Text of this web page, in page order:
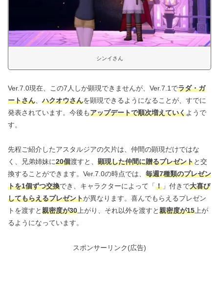
シンイさん
Ver.7.0現在、この7人しか顕現できませんが、Ver.7.1でラダ・ガ
ートさん
ハクオウさんを顕現できるようになることが、すでに
発表されています。今後もアップデートで順次増えていくようで
す。
先程ご紹介したアスタルジアの欠片は、仲間の顕現だけではな
く、兄弟姉妹に20個渡すと、 顕現した仲間に贈るプレゼントと交
換することができます。Ver.7.0の時点では、 毎週7種類のプレゼン
トを1個ずつ交換でき、キャラクターによって「！ 」付きで大喜び
してもらえるプレゼントが異なります。喜んでもらえるプレゼン
トを渡すと親密度が30上がり、それ以外を渡すと親密度が15上が
るようになっています。
スポンサーリンク(広告)